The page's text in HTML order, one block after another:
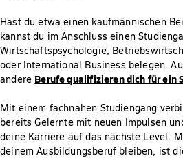
Hast du etwa einen kaufmännischen
kannst du im Anschluss einen
Wirtschaftspsychologie,
oder International Business belegen.
andere Berufe qualifizieren dich für ein
Mit einem fachnahen Studiengang
bereits Gelernte mit neuen Impulsen
deine Karriere auf das nächste Level.
deinem Ausbildungsberuf bleiben, ist